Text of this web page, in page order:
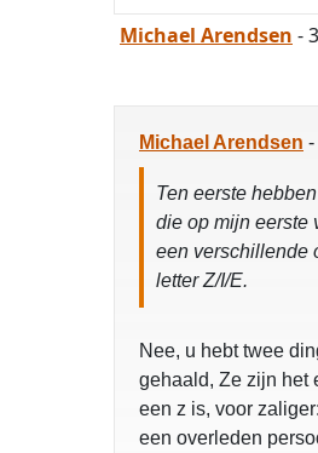
Michael Arendsen -
Michael Arendsen -
Ten eerste
die op mijn eerste
een verschillende
letter Z/I/E.
Nee, u hebt twee
gehaald, Ze zijn het
een z is, voor
een overleden